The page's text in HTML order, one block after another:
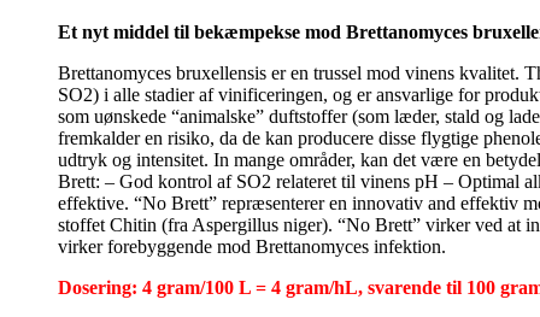
Et nyt middel til bekæmpekse mod Brettanomyces
Brettanomyces bruxellensis er en trussel mod vinens kvalitet.
SO2) i alle stadier af vinificeringen, og er ansvarlige for
som uønskede “animalske” duftstoffer (som læder, stald og
fremkalder en risiko, da de kan producere disse flygtige
udtryk og intensitet. In mange områder, kan det være en
Brett: – God kontrol af SO2 relateret til vinens pH – Optimal
effektive. “No Brett” repræsenterer en innovativ and effektiv
stoffet Chitin (fra Aspergillus niger). “No Brett” virker ved at
virker forebyggende mod Brettanomyces infektion.
Dosering: 4 gram/100 L = 4 gram/hL, svarende til 100